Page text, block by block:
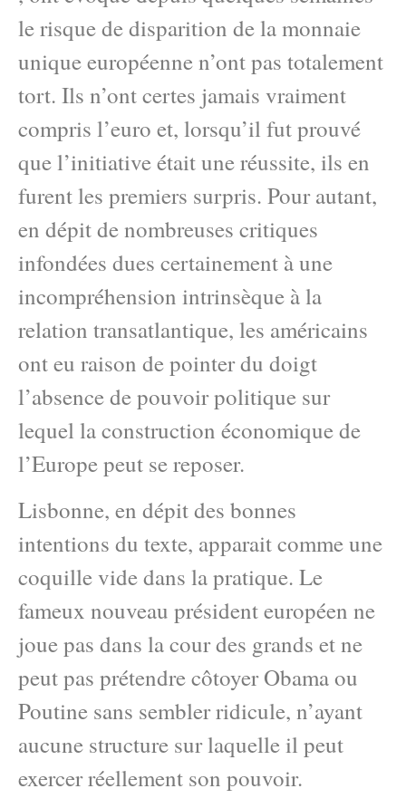
le risque de disparition de la monnaie
unique européenne n’ont pas totalement
tort. Ils n’ont certes jamais vraiment
compris l’euro et, lorsqu’il fut prouvé
que l’initiative était une réussite, ils en
furent les premiers surpris. Pour autant,
en dépit de nombreuses critiques
infondées dues certainement à une
incompréhension intrinsèque à la
relation transatlantique, les américains
ont eu raison de pointer du doigt
l’absence de pouvoir politique sur
lequel la construction économique de
l’Europe peut se reposer.
Lisbonne, en dépit des bonnes
intentions du texte, apparait comme une
coquille vide dans la pratique. Le
fameux nouveau président européen ne
joue pas dans la cour des grands et ne
peut pas prétendre côtoyer Obama ou
Poutine sans sembler ridicule, n’ayant
aucune structure sur laquelle il peut
exercer réellement son pouvoir.